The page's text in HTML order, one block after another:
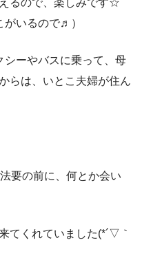
るので、楽しみです☆
がいるので♬）
シーやバスに乗って、母
らは、いとこ夫婦が住ん
要の前に、何とか会い
てくれていました(*´▽｀